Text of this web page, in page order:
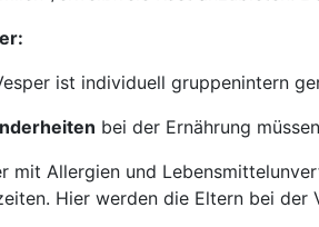
ist individuell gruppenintern
bei der Ernährung
mit Allergien und
Hier werden die Eltern bei der